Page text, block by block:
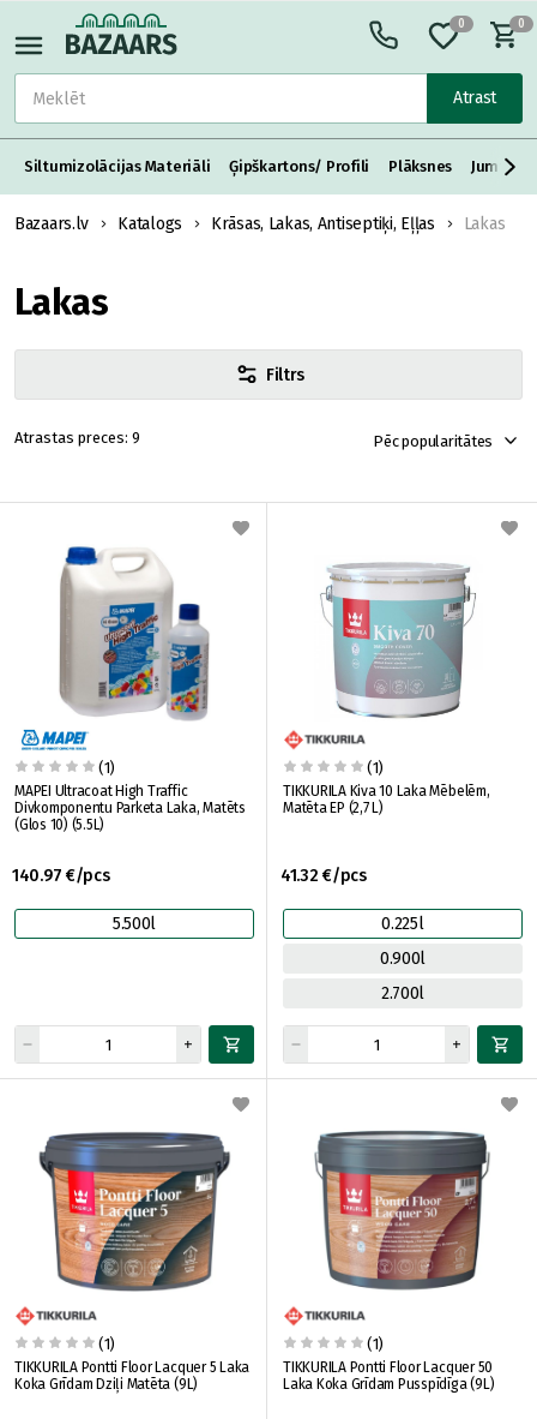
Atrast
0 0
Siltumizolācijas Materiāli Ģipškartons/ Profili Plāksnes Jumta
Bazaars.lv Katalogs Krāsas, Lakas, Antiseptiķi, Eļļas Lakas
Lakas
Filtrs
9 Pēc popularitātes
(1)
MAPEI Ultracoat High Traffic
Divkomponentu Parketa Laka, Matēts
(Glos 10) (5.5L)
140.97 €/pcs
5.500l
(1)
TIKKURILA Kiva 10 Laka Mēbelēm,
Matēta EP (2,7 L)
41.32 €/pcs
0.225l
0.900l
2.700l
(1)
TIKKURILA Pontti Floor Lacquer 5 Laka
Koka Grīdam Dziļi Matēta (9L)
(1)
TIKKURILA Pontti Floor Lacquer 50
Laka Koka Grīdam Pusspīdīga (9L)